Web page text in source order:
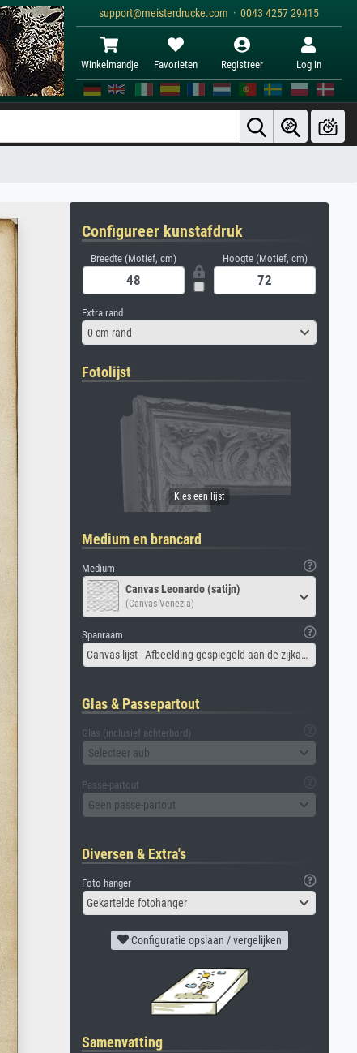
support@meisterdrucke.com · 0043 4257 29415
Winkelmandje Favorieten Registreer Log in
Configureer kunstafdruk
Breedte (Motief, cm) Hoogte (Motief, cm)
Extra rand
0 cm rand
Fotolijst
Medium en brancard
Medium
Canvas Leonardo (satijn)
(Canvas Venezia)
Spanraam
Canvas lijst - Afbeelding gespiegeld aan de zijkant
Glas & Passepartout
Glas (inclusief achterbord)
Selecteer aub
Passe-partout
Geen passe-partout
Diversen & Extra's
Foto hanger
Gekartelde fotohanger
Configuratie opslaan / vergelijken
Samenvatting